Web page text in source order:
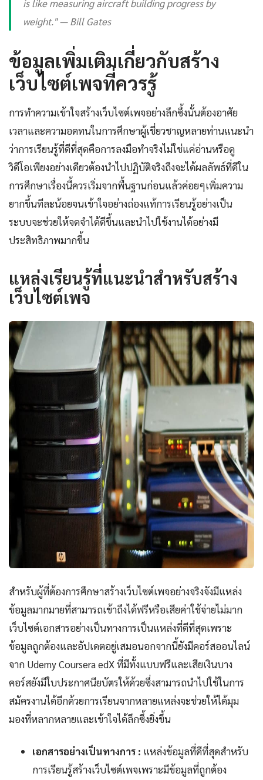
is like measuring aircraft building progress by
weight." — Bill Gates
ข้อมูลเพิ่มเติมเกี่ยวกับสร้าง
เว็บไซต์เพจที่ควรรู้
การทำความเข้าใจสร้างเว็บไซต์เพจอย่างลึกซึ้งนั้นต้องอาศัย
เวลาและความอดทนในการศึกษาผู้เชี่ยวชาญหลายท่านแนะนำ
ว่าการเรียนรู้ที่ดีที่สุดคือการลงมือทำจริงไม่ใช่แค่อ่านหรือดู
วิดีโอเพียงอย่างเดียวต้องนำไปปฏิบัติจริงถึงจะได้ผลลัพธ์ที่ดีใน
การศึกษาเรื่องนี้ควรเริ่มจากพื้นฐานก่อนแล้วค่อยๆเพิ่มความ
ยากขึ้นทีละน้อยจนเข้าใจอย่างถ่องแท้การเรียนรู้อย่างเป็น
ระบบจะช่วยให้จดจำได้ดีขึ้นและนำไปใช้งานได้อย่างมี
ประสิทธิภาพมากขึ้น
แหล่งเรียนรู้ที่แนะนำสำหรับสร้าง
เว็บไซต์เพจ
สำหรับผู้ที่ต้องการศึกษาสร้างเว็บไซต์เพจอย่างจริงจังมีแหล่ง
ข้อมูลมากมายที่สามารถเข้าถึงได้ฟรีหรือเสียค่าใช้จ่ายไม่มาก
เว็บไซต์เอกสารอย่างเป็นทางการเป็นแหล่งที่ดีที่สุดเพราะ
ข้อมูลถูกต้องและอัปเดตอยู่เสมอนอกจากนี้ยังมีคอร์สออนไลน์
จาก Udemy Coursera edX ที่มีทั้งแบบฟรีและเสียเงินบาง
คอร์สยังมีใบประกาศนียบัตรให้ด้วยซึ่งสามารถนำไปใช้ในการ
สมัครงานได้อีกด้วยการเรียนจากหลายแหล่งจะช่วยให้ได้มุม
มองที่หลากหลายและเข้าใจได้ลึกซึ้งยิ่งขึ้น
เอกสารอย่างเป็นทางการ : แหล่งข้อมูลที่ดีที่สุดสำหรับ
การเรียนรู้สร้างเว็บไซต์เพจเพราะมีข้อมูลที่ถูกต้อง